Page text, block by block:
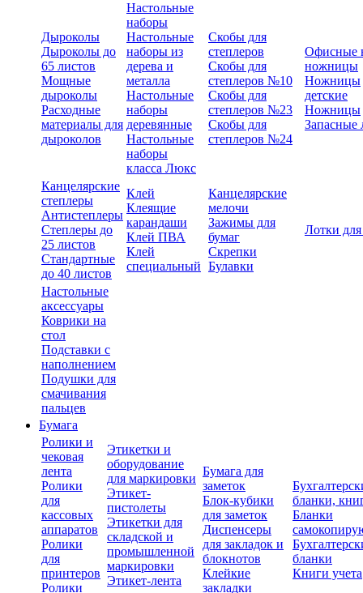
Дыроколы
Дыроколы до
65 листов
Мощные
дыроколы
Расходные
материалы для
дыроколов
Настольные
наборы
Настольные
наборы из
дерева и
металла
Настольные
наборы
деревянные
Настольные
наборы
класса Люкс
Скобы для
степлеров
Скобы для
степлеров №10
Скобы для
степлеров №23
Скобы для
степлеров №24
Офисные
ножницы
Ножницы
детские
Ножницы
Запасные
Канцелярские
степлеры
Антистеплеры
Степлеры до
25 листов
Стандартные
до 40 листов
Клей
Клеящие
карандаши
Клей ПВА
Клей
специальный
Канцелярские
мелочи
Зажимы для
бумаг
Скрепки
Булавки
Лотки
Настольные
аксессуары
Коврики на
стол
Подставки с
наполнением
Подушки для
смачивания
пальцев
Бумага
Ролики и
чековая
лента
Ролики
для
кассовых
аппаратов
Ролики
для
принтеров
Ролики
Этикетки и
оборудование
для маркировки
Этикет-
пистолеты
Этикетки для
складской и
промышленной
маркировки
Этикет-лента
Бумага для
заметок
Блок-кубики
для заметок
Диспенсеры
для закладок и
блокнотов
Клейкие
закладки
бланки,
Бланки
бланки
Книги учета